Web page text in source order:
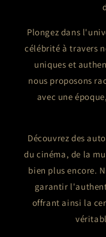
Plongez dans
célébrité à travers
uniques et
nous proposons
avec une
Découvrez des
du cinéma, de la
bien plus encore.
garantir
offrant ainsi la